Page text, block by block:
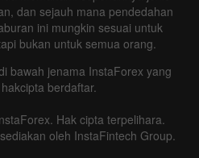
dan sejauh mana pendedahan
ini mungkin sesuai untuk
bukan untuk semua orang.
bawah jenama InstaForex yang
berdaftar.
Hak cipta terpelihara.
oleh InstaFintech Group.